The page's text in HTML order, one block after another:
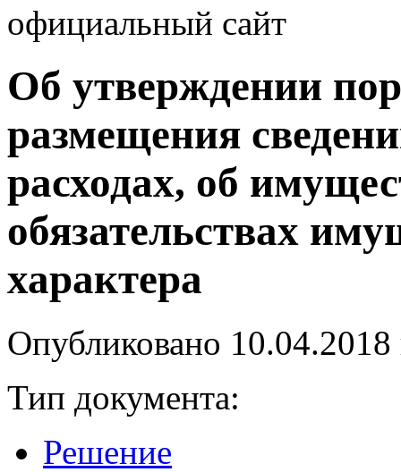
официальный сайт
Об утверждении
размещения
расходах, об
обязательствах
характера
Опубликовано 10.04.2018
Тип документа:
Решение